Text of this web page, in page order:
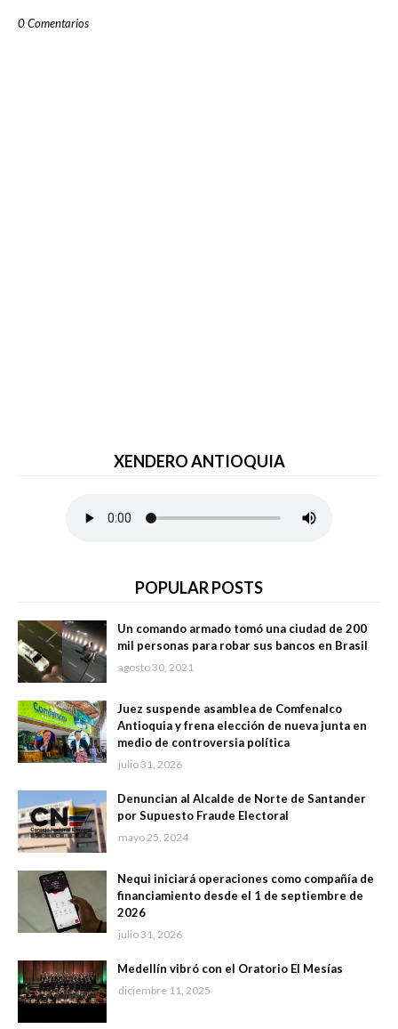
0 Comentarios
XENDERO ANTIOQUIA
POPULAR POSTS
Un comando armado tomó una ciudad de 200
mil personas para robar sus bancos en Brasil
agosto 30, 2021
Juez suspende asamblea de Comfenalco
Antioquia y frena elección de nueva junta en
medio de controversia política
julio 31, 2026
Denuncian al Alcalde de Norte de Santander
por Supuesto Fraude Electoral
mayo 25, 2024
Nequi iniciará operaciones como compañía de
financiamiento desde el 1 de septiembre de
2026
julio 31, 2026
Medellín vibró con el Oratorio El Mesías
diciembre 11, 2025